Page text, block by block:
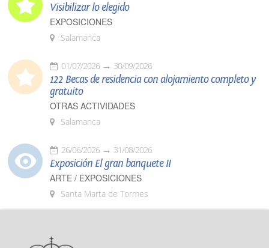
Visibilizar lo elegido
EXPOSICIONES
Salamanca
01/07/2026 30/09/2026
122 Becas de residencia con alojamiento completo y
gratuito
OTRAS ACTIVIDADES
Salamanca
26/06/2026 31/08/2026
Exposición El gran banquete II
ARTE / EXPOSICIONES
Santa Marta de Tormes